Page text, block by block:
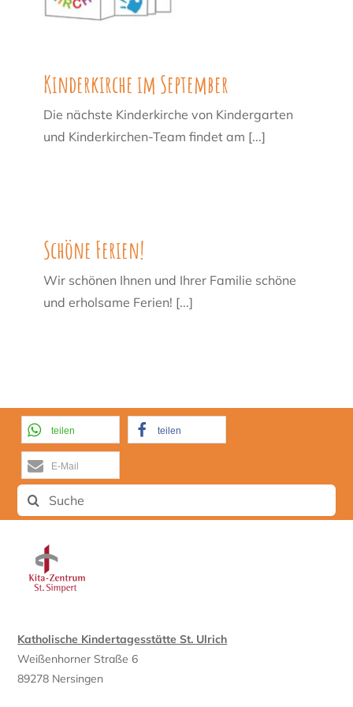
Kinderkirche im September
Die nächste Kinderkirche von Kindergarten
und Kinderkirchen-Team findet am [...]
Schöne Ferien!
Wir schönen Ihnen und Ihrer Familie schöne
und erholsame Ferien! [...]
teilen teilen
E-Mail
Suche
nach:
Katholische Kindertagesstätte St. Ulrich
Weißenhorner Straße 6
89278 Nersingen